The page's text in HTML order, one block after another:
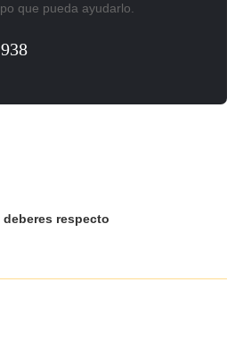
que pueda ayudarlo.
respecto